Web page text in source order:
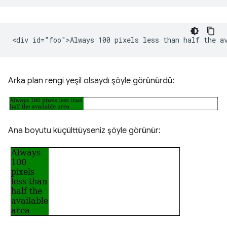
Arka plan rengi yeşil olsaydı şöyle görünürdü:
Ana boyutu küçülttüyseniz şöyle görünür: